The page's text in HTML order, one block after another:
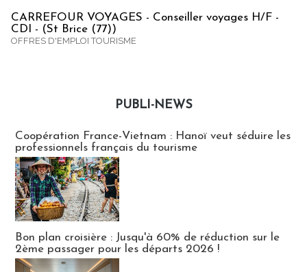
CARREFOUR VOYAGES - Conseiller voyages H/F -
CDI - (St Brice (77))
OFFRES D'EMPLOI TOURISME
PUBLI-NEWS
Coopération France-Vietnam : Hanoï veut séduire les
professionnels français du tourisme
Bon plan croisière : Jusqu'à 60% de réduction sur le
2ème passager pour les départs 2026 !